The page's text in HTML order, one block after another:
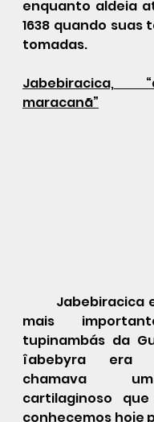
enquanto aldeia
1638 quando suas
tomadas.
Jabebiracica,
maracanã”
mais
tupinambás da
îabebyra era
chamava
cartilaginoso
conhecemos hoje